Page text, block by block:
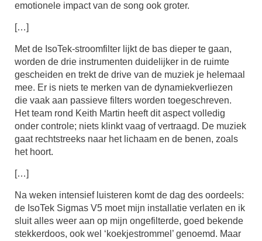
emotionele impact van de song ook groter.
[…]
Met de IsoTek-stroomfilter lijkt de bas dieper te gaan,
worden de drie instrumenten duidelijker in de ruimte
gescheiden en trekt de drive van de muziek je helemaal
mee. Er is niets te merken van de dynamiekverliezen
die vaak aan passieve filters worden toegeschreven.
Het team rond Keith Martin heeft dit aspect volledig
onder controle; niets klinkt vaag of vertraagd. De muziek
gaat rechtstreeks naar het lichaam en de benen, zoals
het hoort.
[…]
Na weken intensief luisteren komt de dag des oordeels:
de IsoTek Sigmas V5 moet mijn installatie verlaten en ik
sluit alles weer aan op mijn ongefilterde, goed bekende
stekkerdoos, ook wel ‘koekjestrommel’ genoemd. Maar